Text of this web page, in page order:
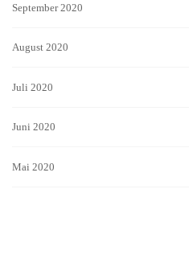
September 2020
August 2020
Juli 2020
Juni 2020
Mai 2020